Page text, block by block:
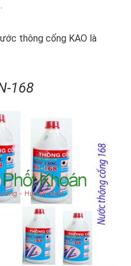
thông cống KAO là
168